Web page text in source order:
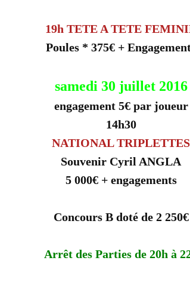
19h TETE A TETE
Poules * 375€ +
samedi 30 juillet 2016
engagement 5€ par joueur
14h30
NATIONAL TRIPLETTES
Souvenir Cyril ANGLA
5 000€ + engagements
Concours B doté de 2 250€
Arrêt des Parties de 20h à